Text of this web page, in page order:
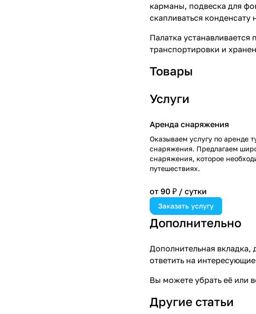
карманы, подвеска для
скапливаться конденсату
Палатка
транспортировки и
Товары
Услуги
Аренда снаряжения
Оказываем услугу по аренде
снаряжения. Предлагаем
снаряжения, которое
путешествиях.
от 90 ₽ / сутки
Заказать услугу
Дополнительно
Дополнительная
ответить на
Вы можете убрать её или
Другие статьи